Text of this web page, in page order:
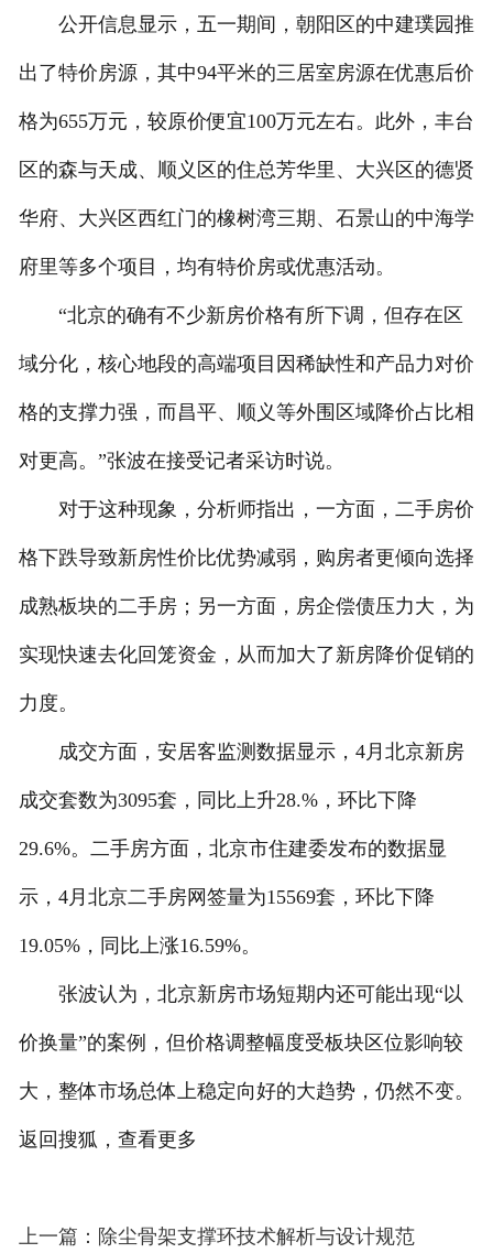
公开信息显示，五一期间，朝阳区的中建璞园推
出了特价房源，其中94平米的三居室房源在优惠后价
格为655万元，较原价便宜100万元左右。此外，丰台
区的森与天成、顺义区的住总芳华里、大兴区的德贤
华府、大兴区西红门的橡树湾三期、石景山的中海学
府里等多个项目，均有特价房或优惠活动。
“北京的确有不少新房价格有所下调，但存在区
域分化，核心地段的高端项目因稀缺性和产品力对价
格的支撑力强，而昌平、顺义等外围区域降价占比相
对更高。”张波在接受记者采访时说。
对于这种现象，分析师指出，一方面，二手房价
格下跌导致新房性价比优势减弱，购房者更倾向选择
成熟板块的二手房；另一方面，房企偿债压力大，为
实现快速去化回笼资金，从而加大了新房降价促销的
力度。
成交方面，安居客监测数据显示，4月北京新房
成交套数为3095套，同比上升28.%，环比下降
29.6%。二手房方面，北京市住建委发布的数据显
示，4月北京二手房网签量为15569套，环比下降
19.05%，同比上涨16.59%。
张波认为，北京新房市场短期内还可能出现“以
价换量”的案例，但价格调整幅度受板块区位影响较
大，整体市场总体上稳定向好的大趋势，仍然不变。
返回搜狐，查看更多
上一篇：除尘骨架支撑环技术解析与设计规范